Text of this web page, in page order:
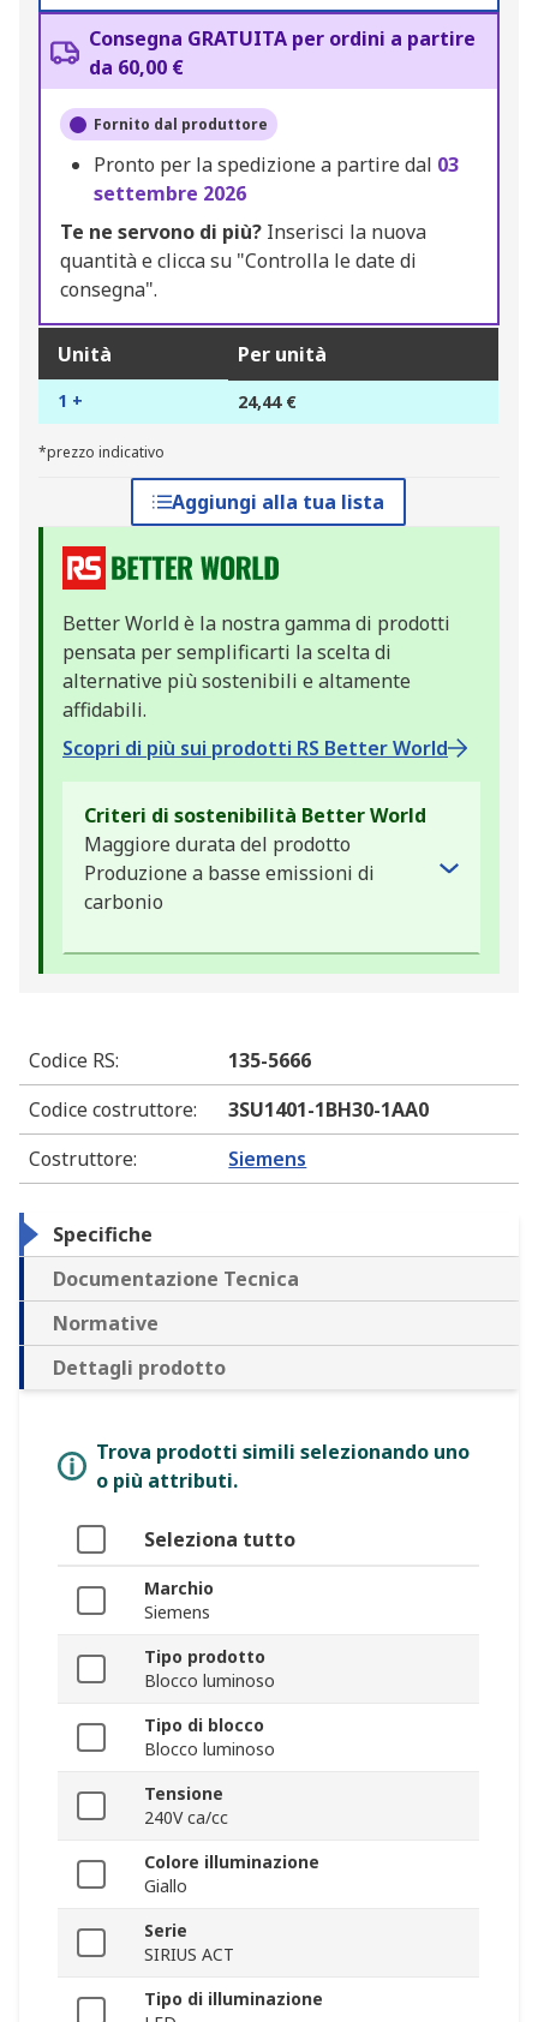
Consegna GRATUITA per ordini a partire
da 60,00 €
Fornito dal produttore
Pronto per la spedizione a partire dal 03
settembre 2026
Te ne servono di più? Inserisci la nuova
quantità e clicca su "Controlla le date di
consegna".
Unità Per unità
1 + 24,44 €
*prezzo indicativo
Aggiungi alla tua lista
Better World è la nostra gamma di prodotti
pensata per semplificarti la scelta di
alternative più sostenibili e altamente
affidabili.
Scopri di più sui prodotti RS Better World
Criteri di sostenibilità Better World
Maggiore durata del prodotto
Produzione a basse emissioni di
carbonio
Codice RS:
135-5666
Codice costruttore:
3SU1401-1BH30-1AA0
Costruttore: Siemens
Specifiche
Documentazione Tecnica
Normative
Dettagli prodotto
Trova prodotti simili selezionando uno
o più attributi.
Seleziona tutto
Marchio
Siemens
Tipo prodotto
Blocco luminoso
Tipo di blocco
Blocco luminoso
Tensione
240V ca/cc
Colore illuminazione
Giallo
Serie
SIRIUS ACT
Tipo di illuminazione